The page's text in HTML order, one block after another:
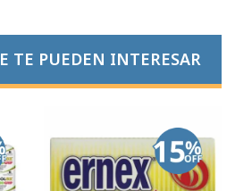
TE PUEDEN INTERESAR